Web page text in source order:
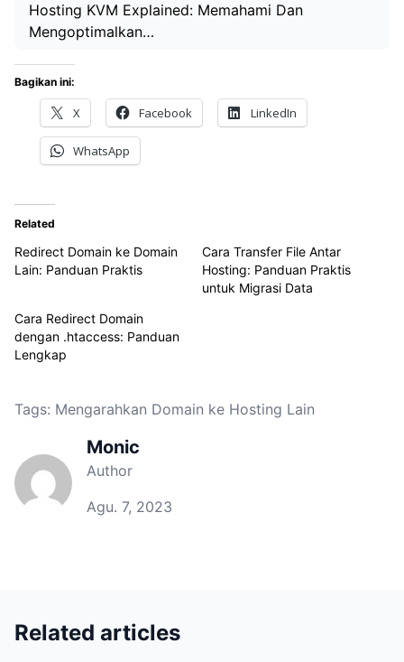
Hosting KVM Explained: Memahami Dan
Mengoptimalkan…
Bagikan ini:
X Facebook LinkedIn
WhatsApp
Related
Redirect Domain ke Domain
Lain: Panduan Praktis
Cara Transfer File Antar
Hosting: Panduan Praktis
untuk Migrasi Data
Cara Redirect Domain
dengan .htaccess: Panduan
Lengkap
Tags: Mengarahkan Domain ke Hosting Lain
Monic
Author
Agu. 7, 2023
Related articles